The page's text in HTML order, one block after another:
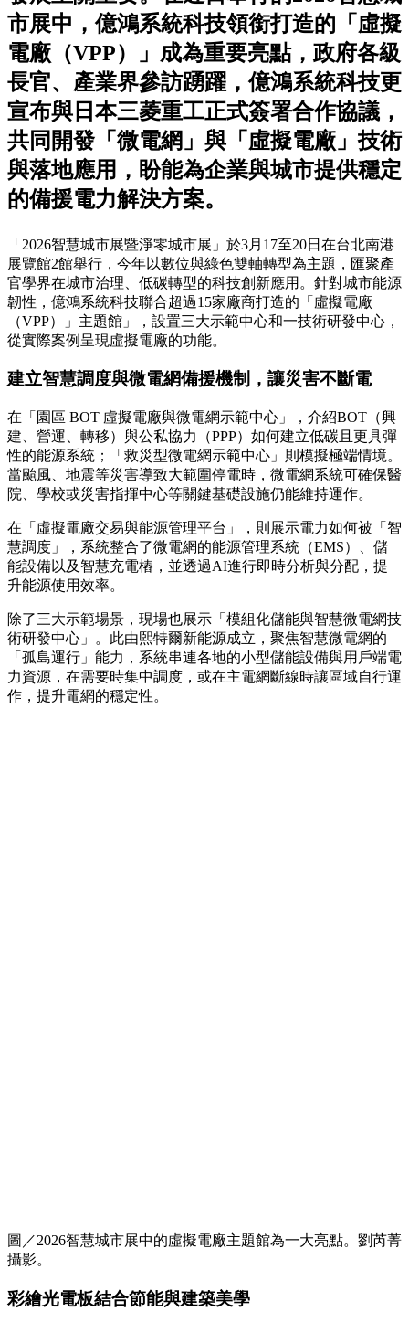
市展中，億鴻系統科技領銜打造的「虛擬
電廠（VPP）」成為重要亮點，政府各級
長官、產業界參訪踴躍，億鴻系統科技更
宣布與日本三菱重工正式簽署合作協議，
共同開發「微電網」與「虛擬電廠」技術
與落地應用，盼能為企業與城市提供穩定
的備援電力解決方案。
「2026智慧城市展暨淨零城市展」於3月17至20日在台北南港
展覽館2館舉行，今年以數位與綠色雙軸轉型為主題，匯聚產
官學界在城市治理、低碳轉型的科技創新應用。針對城市能源
韌性，億鴻系統科技聯合超過15家廠商打造的「虛擬電廠
（VPP）」主題館」，設置三大示範中心和一技術研發中心，
從實際案例呈現虛擬電廠的功能。
建立智慧調度與微電網備援機制，讓災害不斷電
在「園區 BOT 虛擬電廠與微電網示範中心」，介紹BOT（興
建、營運、轉移）與公私協力（PPP）如何建立低碳且更具彈
性的能源系統；「救災型微電網示範中心」則模擬極端情境。
當颱風、地震等災害導致大範圍停電時，微電網系統可確保醫
院、學校或災害指揮中心等關鍵基礎設施仍能維持運作。
在「虛擬電廠交易與能源管理平台」，則展示電力如何被「智
慧調度」，系統整合了微電網的能源管理系統（EMS）、儲
能設備以及智慧充電樁，並透過AI進行即時分析與分配，提
升能源使用效率。
除了三大示範場景，現場也展示「模組化儲能與智慧微電網技
術研發中心」。此由熙特爾新能源成立，聚焦智慧微電網的
「孤島運行」能力，系統串連各地的小型儲能設備與用戶端電
力資源，在需要時集中調度，或在主電網斷線時讓區域自行運
作，提升電網的穩定性。
圖／2026智慧城市展中的虛擬電廠主題館為一大亮點。劉芮菁
攝影。
彩繪光電板結合節能與建築美學